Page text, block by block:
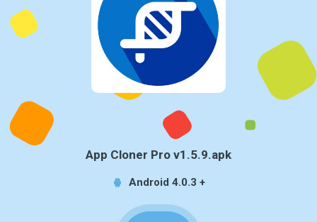
App Cloner Pro v1.5.9.apk
Android 4.0.3 +